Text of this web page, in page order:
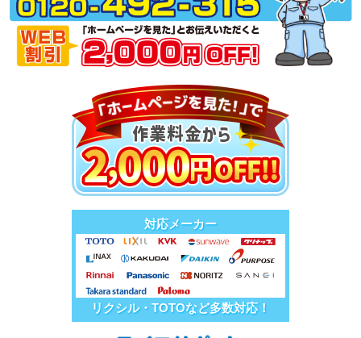
対応メーカー
リクシル・TOTOなど多数対応！